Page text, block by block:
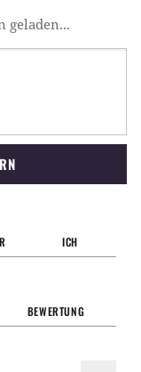
geladen...
ICH
BEWERTUNG